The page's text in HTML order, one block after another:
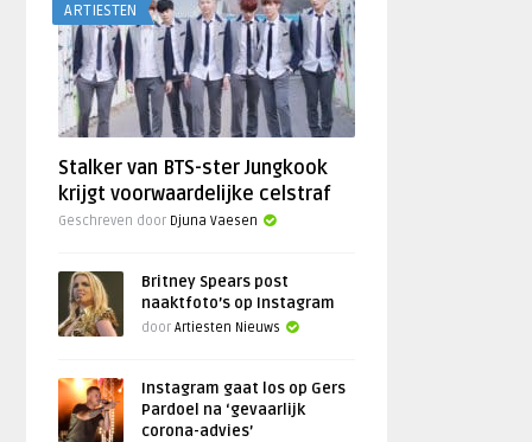
ARTIESTEN
Stalker van BTS-ster Jungkook
krijgt voorwaardelijke celstraf
Geschreven door Djuna Vaesen
Britney Spears post
naaktfoto’s op Instagram
doorArtiesten Nieuws
Instagram gaat los op Gers
Pardoel na ‘gevaarlijk
corona-advies’